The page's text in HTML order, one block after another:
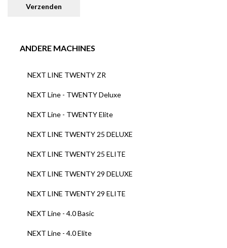
ANDERE MACHINES
NEXT LINE TWENTY ZR
NEXT Line - TWENTY Deluxe
NEXT Line - TWENTY Elite
NEXT LINE TWENTY 25 DELUXE
NEXT LINE TWENTY 25 ELITE
NEXT LINE TWENTY 29 DELUXE
NEXT LINE TWENTY 29 ELITE
NEXT Line - 4.0 Basic
NEXT Line - 4.0 Elite